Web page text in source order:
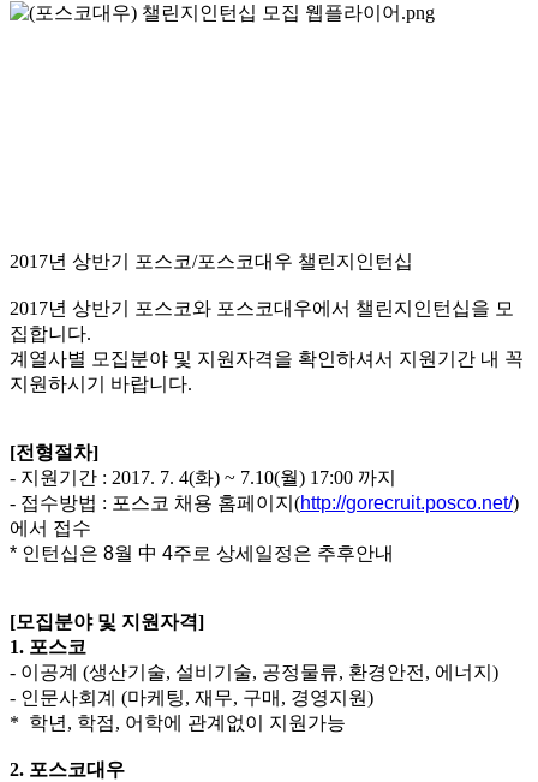
2017년 상반기 포스코/포스코대우 챌린지인턴십
2017년 상반기 포스코와 포스코대우에서 챌린지인턴십을 모
집합니다.
계열사별 모집분야 및 지원자격을 확인하셔서 지원기간 내 꼭
지원하시기 바랍니다.
[전형절차]
- 지원기간 : 2017. 7. 4(화) ~ 7.10(월) 17:00 까지
- 접수방법 : 포스코 채용 홈페이지(http://gorecruit.posco.net/)
에서 접수
* 인턴십은 8월 中 4주로 상세일정은 추후안내
[모집분야 및 지원자격]
1. 포스코
- 이공계 (생산기술, 설비기술, 공정물류, 환경안전, 에너지)
- 인문사회계 (마케팅, 재무, 구매, 경영지원)
* 학년, 학점, 어학에 관계없이 지원가능
2. 포스코대우